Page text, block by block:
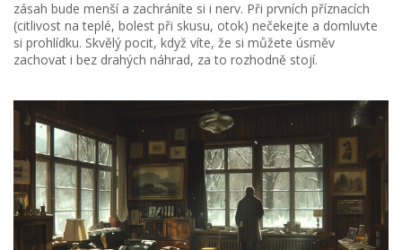
zásah bude menší a zachráníte si i nerv. Při prvních příznacích
(citlivost na teplé, bolest při skusu, otok) nečekejte a domluvte
si prohlídku. Skvělý pocit, když víte, že si můžete úsměv
zachovat i bez drahých náhrad, za to rozhodně stojí.